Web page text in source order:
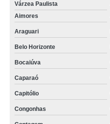
Várzea Paulista
Aimores
Araguari
Belo Horizonte
Bocaiúva
Caparaó
Capitólio
Congonhas